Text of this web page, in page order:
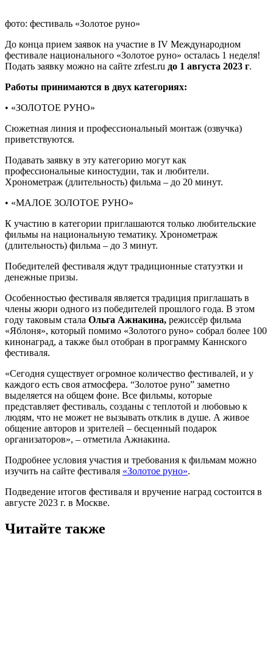
фото: фестиваль «Золотое руно»
До конца прием заявок на участие в IV Международном
фестивале национального «Золотое руно» осталась 1 неделя!
Подать заявку можно на сайте zrfest.ru до 1 августа 2023 г.
Работы принимаются в двух категориях:
• «ЗОЛОТОЕ РУНО»
Сюжетная линия и профессиональный монтаж (озвучка)
приветствуются.
Подавать заявку в эту категорию могут как
профессиональные киностудии, так и любители.
Хронометраж (длительность) фильма – до 20 минут.
• «МАЛОЕ ЗОЛОТОЕ РУНО»
К участию в категории приглашаются только любительские
фильмы на национальную тематику. Хронометраж
(длительность) фильма – до 3 минут.
Победителей фестиваля ждут традиционные статуэтки и
денежные призы.
Особенностью фестиваля является традиция приглашать в
члены жюри одного из победителей прошлого года. В этом
году таковым стала Ольга Ажнакина, режиссёр фильма
«Яблоня», который помимо «Золотого руно» собрал более 100
кинонаград, а также был отобран в программу Каннского
фестиваля.
«Сегодня существует огромное количество фестивалей, и у
каждого есть своя атмосфера. “Золотое руно” заметно
выделяется на общем фоне. Все фильмы, которые
представляет фестиваль, созданы с теплотой и любовью к
людям, что не может не вызывать отклик в душе. А живое
общение авторов и зрителей – бесценный подарок
организаторов», – отметила Ажнакина.
Подробнее условия участия и требования к фильмам можно
изучить на сайте фестиваля «Золотое руно».
Подведение итогов фестиваля и вручение наград состоится в
августе 2023 г. в Москве.
Читайте также